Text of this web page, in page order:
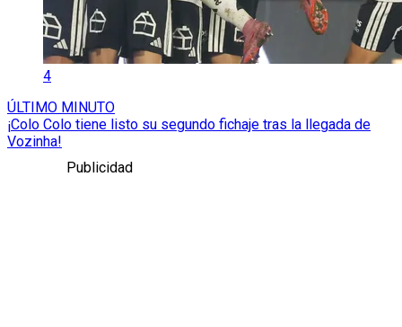
4
ÚLTIMO MINUTO
¡Colo Colo tiene listo su segundo fichaje tras la llegada de
Vozinha!
Publicidad